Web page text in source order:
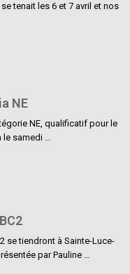
tenait les 6 et 7 avril et nos
NE
NE, qualificatif pour le
samedi …
se tiendront à Sainte-Luce-
par Pauline …